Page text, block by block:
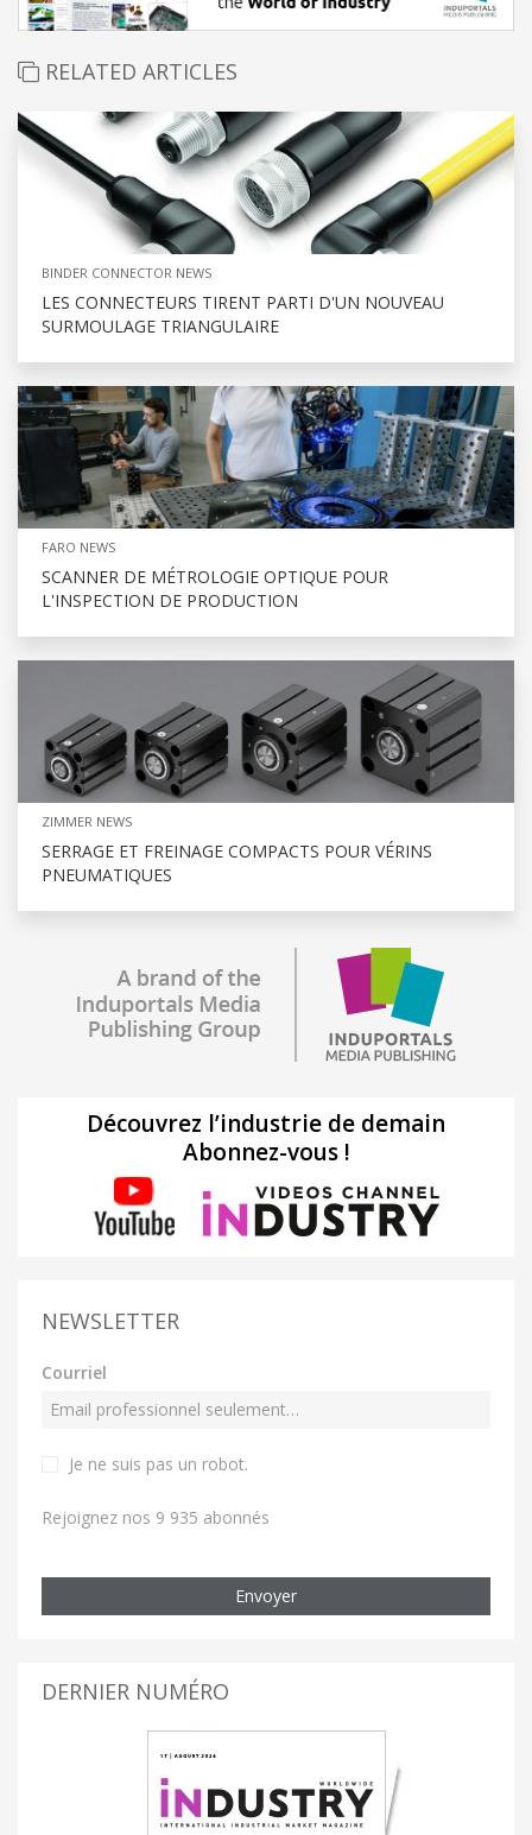
RELATED ARTICLES
BINDER CONNECTOR NEWS
LES CONNECTEURS TIRENT PARTI D'UN NOUVEAU
SURMOULAGE TRIANGULAIRE
FARO NEWS
SCANNER DE MÉTROLOGIE OPTIQUE POUR
L'INSPECTION DE PRODUCTION
ZIMMER NEWS
SERRAGE ET FREINAGE COMPACTS POUR VÉRINS
PNEUMATIQUES
Découvrez l’industrie de demain
Abonnez-vous !
NEWSLETTER
Courriel
Je ne suis pas un robot.
Rejoignez nos 9 935 abonnés
Envoyer
DERNIER NUMÉRO